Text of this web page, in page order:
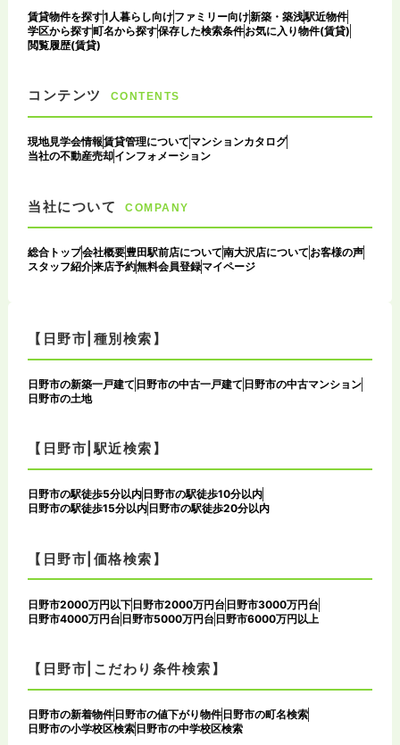
賃貸物件を探す1人暮らし向けファミリー向け新築・築浅駅近物件
学区から探す町名から探す保存した検索条件お気に入り物件(賃貸)
閲覧履歴(賃貸)
コンテンツ CONTENTS
現地見学会情報賃貸管理について マンションカタログ
当社の不動産売却インフォメーション
当社について COMPANY
総合トップ会社概要豊田駅前店について南大沢店について お客様の声
スタッフ紹介来店予約無料会員登録マイページ
【日野市|種別検索】
日野市の新築一戸建て 日野市の中古一戸建て 日野市の中古マンション
日野市の土地
【日野市|駅近検索】
日野市の駅徒歩5分以内 日野市の駅徒歩10分以内
日野市の駅徒歩15分以内 日野市の駅徒歩20分以内
【日野市|価格検索】
日野市2000万円以下日野市2000万円台日野市3000万円台
日野市4000万円台日野市5000万円台日野市6000万円以上
【日野市|こだわり条件検索】
日野市の新着物件 日野市の値下がり物件 日野市の町名検索
日野市の小学校区検索 日野市の中学校区検索